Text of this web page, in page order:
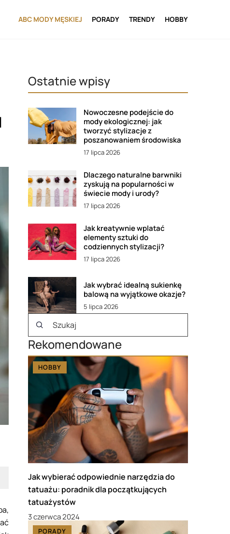
ABC MODY MĘSKIEJ PORADY TRENDY HOBBY
Ostatnie wpisy
Nowoczesne podejście do
mody ekologicznej: jak
tworzyć stylizacje z
poszanowaniem środowiska
17 lipca 2026
Dlaczego naturalne barwniki
zyskują na popularności w
świecie mody i urody?
17 lipca 2026
Jak kreatywnie wplatać
elementy sztuki do
codziennych stylizacji?
17 lipca 2026
Jak wybrać idealną sukienkę
balową na wyjątkowe okazje?
5 lipca 2026
Rekomendowane
HOBBY
Jak wybierać odpowiednie narzędzia do
tatuażu: poradnik dla początkujących
tatuażystów
3 czerwca 2024
PORADY